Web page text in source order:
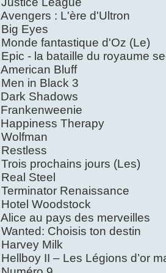
Avengers : L'ère d'Ultron
Big Eyes
Monde fantastique d'Oz (Le)
Epic - la bataille du royaume
American Bluff
Men in Black 3
Dark Shadows
Frankenweenie
Happiness Therapy
Wolfman
Restless
Trois prochains jours (Les)
Real Steel
Terminator Renaissance
Hotel Woodstock
Alice au pays des merveilles
Wanted: Choisis ton destin
Harvey Milk
Hellboy II – Les Légions d’or